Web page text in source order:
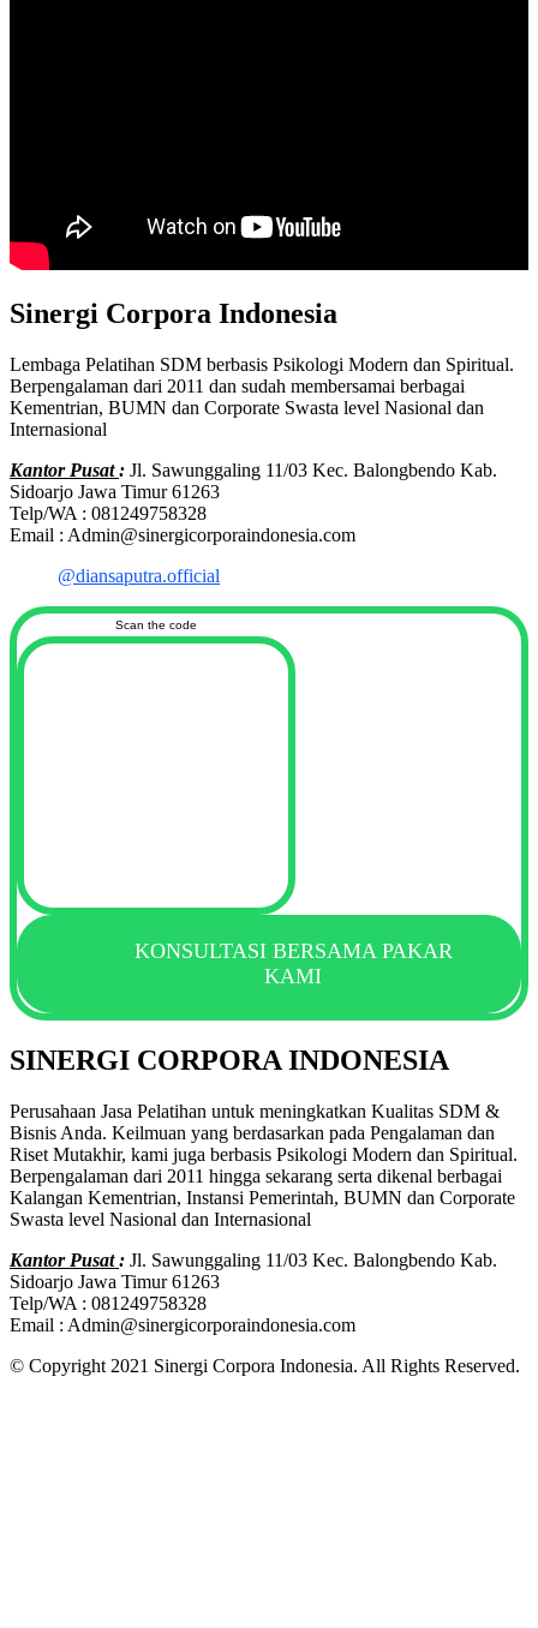
Sinergi Corpora Indonesia
Lembaga Pelatihan SDM berbasis Psikologi Modern dan Spiritual.
Berpengalaman dari 2011 dan sudah membersamai berbagai
Kementrian, BUMN dan Corporate Swasta level Nasional dan
Internasional
Kantor Pusat: Jl. Sawunggaling 11/03 Kec. Balongbendo Kab.
Sidoarjo Jawa Timur 61263
Telp/WA : 081249758328
Email : Admin@sinergicorporaindonesia.com
@diansaputra.official
Scan the code
KONSULTASI BERSAMA PAKAR
KAMI
SINERGI CORPORA INDONESIA
Perusahaan Jasa Pelatihan untuk meningkatkan Kualitas SDM &
Bisnis Anda. Keilmuan yang berdasarkan pada Pengalaman dan
Riset Mutakhir, kami juga berbasis Psikologi Modern dan Spiritual.
Berpengalaman dari 2011 hingga sekarang serta dikenal berbagai
Kalangan Kementrian, Instansi Pemerintah, BUMN dan Corporate
Swasta level Nasional dan Internasional
Kantor Pusat: Jl. Sawunggaling 11/03 Kec. Balongbendo Kab.
Sidoarjo Jawa Timur 61263
Telp/WA : 081249758328
Email : Admin@sinergicorporaindonesia.com
© Copyright 2021 Sinergi Corpora Indonesia. All Rights Reserved.